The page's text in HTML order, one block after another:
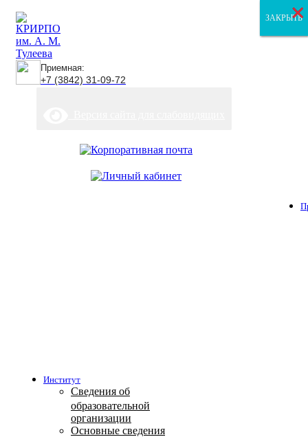
Приемная:
+7 (3842) 31-09-72
Институт
Сведения об
образовательной
организации
Основные сведения
ЗАКРЫТЬ
ЗАКРЫТЬ
ЗАКРЫТЬ
×
×
×